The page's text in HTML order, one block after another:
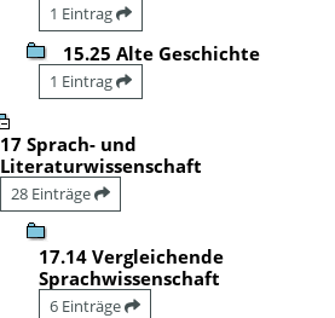
1 Eintrag
15.25 Alte Geschichte
1 Eintrag
17 Sprach- und
Literaturwissenschaft
28 Einträge
17.14 Vergleichende
Sprachwissenschaft
6 Einträge